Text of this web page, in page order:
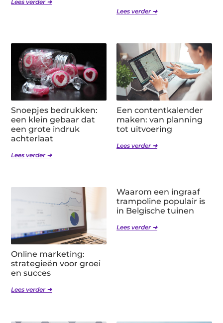
Lees verder ➜
Lees verder ➜
Snoepjes bedrukken:
een klein gebaar dat
een grote indruk
achterlaat
Lees verder ➜
Een contentkalender
maken: van planning
tot uitvoering
Lees verder ➜
Online marketing:
strategieën voor groei
en succes
Lees verder ➜
Waarom een ingraaf
trampoline populair is
in Belgische tuinen
Lees verder ➜